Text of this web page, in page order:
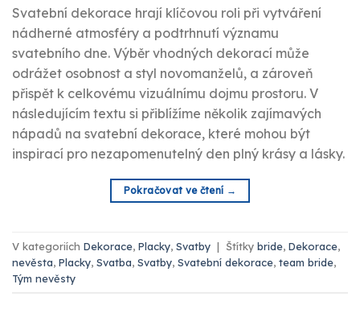
Svatební dekorace hrají klíčovou roli při vytváření
nádherné atmosféry a podtrhnutí významu
svatebního dne. Výběr vhodných dekorací může
odrážet osobnost a styl novomanželů, a zároveň
přispět k celkovému vizuálnímu dojmu prostoru. V
následujícím textu si přiblížíme několik zajímavých
nápadů na svatební dekorace, které mohou být
inspirací pro nezapomenutelný den plný krásy a lásky.
Pokračovat ve čtení →
V kategoriích Dekorace, Placky, Svatby | Štítky bride, Dekorace,
nevěsta, Placky, Svatba, Svatby, Svatební dekorace, team bride,
Tým nevěsty